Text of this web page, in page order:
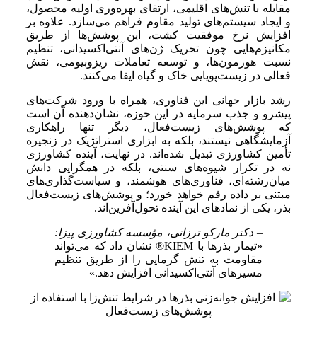
مقابله با تنش‌های اقلیمی، ارتقای بهره‌وری اولیه محصول،
و ایجاد سیستم‌های تولید مقاوم فراهم می‌سازد. علاوه بر
افزایش نرخ موفقیت کشت، این پوشش‌ها از طریق
مکانیزم‌هایی چون تحریک ژن‌های آنتی‌اکسیدانی، تنظیم
نسبت هورمون‌ها، و توسعه تعاملات ریزوبیومی، نقش
فعالی در زیست‌پویایی خاک و گیاه ایفا می‌کنند.
رشد بازار جهانی این فناوری، همراه با ورود شرکت‌های
پیشرو و جذب سرمایه در این حوزه، نشان‌دهنده آن است
که پوشش‌های زیست‌فعال، دیگر تنها راهکاری
آزمایشگاهی نیستند، بلکه به ابزاری استراتژیک در زنجیره
تأمین کشاورزی تبدیل شده‌اند. در نهایت، آینده کشاورزی
نه در تکرار شیوه‌های سنتی، بلکه در همگرایی دانش
میان‌رشته‌ای، فناوری‌های هوشمند، و سیاست‌گذاری‌های
مبتنی بر داده رقم خواهد خورد؛ و پوشش‌های زیست‌فعال
بذر، یکی از نمادهای این آینده تحول‌آفرین‌اند.
– دکتر مارکو ترزانی، مؤسسه کشاورزی پیزا:
«تیمار بذرها با KIEM® نشان داد که می‌تواند
مقاومت به تنش گرمایی را از طریق تنظیم
مسیرهای آنتی‌اکسیدانی افزایش دهد.»